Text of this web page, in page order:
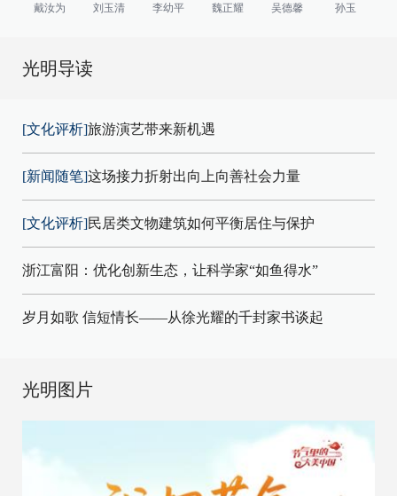
戴汝为
刘玉清 李幼平 魏正耀 吴德馨 孙玉
光明导读
[文化评析]旅游演艺带来新机遇
[新闻随笔]这场接力折射出向上向善社会力量
[文化评析]民居类文物建筑如何平衡居住与保护
浙江富阳：优化创新生态，让科学家“如鱼得水”
岁月如歌 信短情长——从徐光耀的千封家书谈起
光明图片